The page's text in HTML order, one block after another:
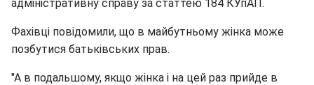
адміністративну справу за статтею 184 КУпАП.
Фахівці повідомили, що в майбутньому жінка може
позбутися батьківських прав.
"А в подальшому, якщо жінка і на цей раз прийде в